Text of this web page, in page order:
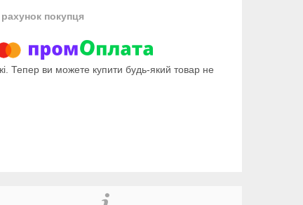
рахунок покупця
Тепер ви можете купити будь-який товар не